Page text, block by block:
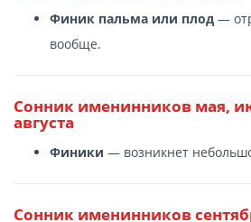
Финик пальма или плод —
вообще.
Сонник именинников мая,
августа
Финики — возникнет
Сонник именинников